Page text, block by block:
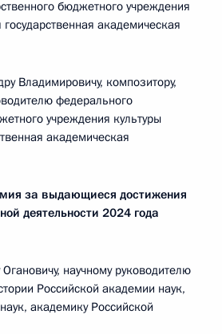
бюджетного учреждения
академическая
Владимировичу, композитору,
федерального
учреждения культуры
академическая
за выдающиеся достижения
деятельности 2024 года
научному руководителю
Российской академии наук,
академику Российской